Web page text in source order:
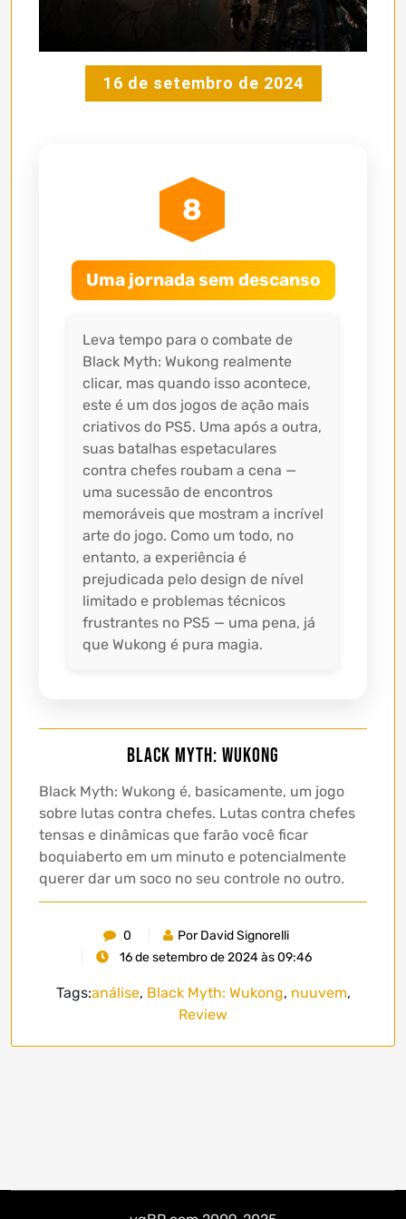
16 de setembro de 2024
8
Uma jornada sem descanso
Leva tempo para o combate de
Black Myth: Wukong realmente
clicar, mas quando isso acontece,
este é um dos jogos de ação mais
criativos do PS5. Uma após a outra,
suas batalhas espetaculares
contra chefes roubam a cena —
uma sucessão de encontros
memoráveis ​​que mostram a incrível
arte do jogo. Como um todo, no
entanto, a experiência é
prejudicada pelo design de nível
limitado e problemas técnicos
frustrantes no PS5 — uma pena, já
que Wukong é pura magia.
Black Myth: Wukong
Black Myth: Wukong é, basicamente, um jogo
sobre lutas contra chefes. Lutas contra chefes
tensas e dinâmicas que farão você ficar
boquiaberto em um minuto e potencialmente
querer dar um soco no seu controle no outro.
0
Por David Signorelli
16 de setembro de 2024 às 09:46
Tags:análise, Black Myth: Wukong, nuuvem,
Review